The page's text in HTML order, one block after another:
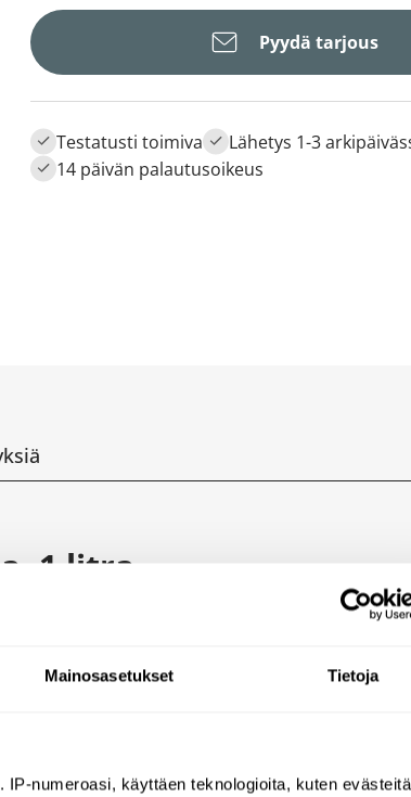
Mainosasetukset Tietoja
numeroasi, käyttäen teknologioita, kuten
Pyydä tarjous
Testatusti toimiva
Lähetys 1-3
14 päivän palautusoikeus
1 litra
bakteriostaattisesta 304